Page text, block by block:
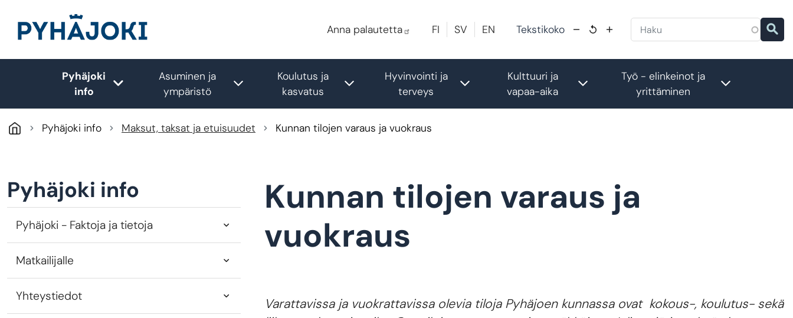
Anna palautetta
FI SV EN Tekstikoko
Pyhäjoki
info
Toggle submenu
Asuminen ja
ympäristö
Toggle submenu
Koulutus ja
kasvatus
Toggle submenu
Hyvinvointi ja
terveys
Toggle submenu
Kulttuuri ja
vapaa-aika
Toggle submenu
Työ - elinkeinot ja
yrittäminen
Pyhäjoki info Maksut, taksat ja etuisuudet Kunnan tilojen varaus ja vuokraus
Pyhäjoki info
Pyhäjoki - Faktoja ja tietoja
Matkailijalle
Yhteystiedot
Kunnan tilojen varaus ja
vuokraus
Varattavissa ja vuokrattavissa olevia tiloja Pyhäjoen kunnassa ovat kokous-, koulutus- sekä